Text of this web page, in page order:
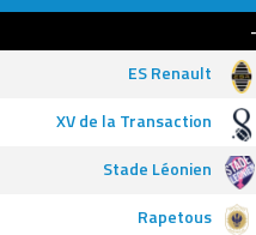
-
ES Renault
XV de la Transaction
Stade Léonien
Rapetous